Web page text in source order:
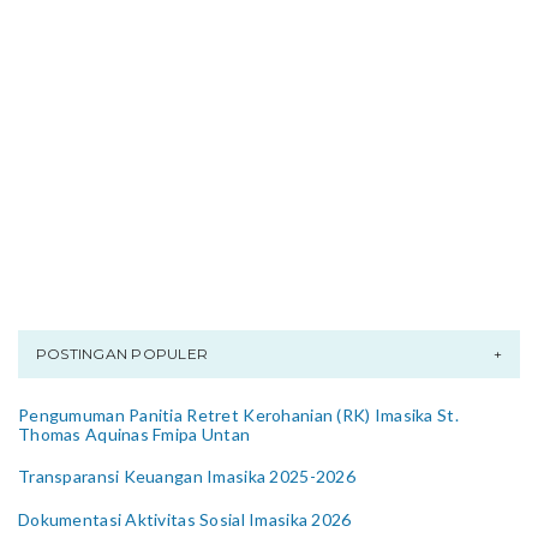
POSTINGAN POPULER
Pengumuman Panitia Retret Kerohanian (RK) Imasika St.
Thomas Aquinas Fmipa Untan
Transparansi Keuangan Imasika 2025-2026
Dokumentasi Aktivitas Sosial Imasika 2026